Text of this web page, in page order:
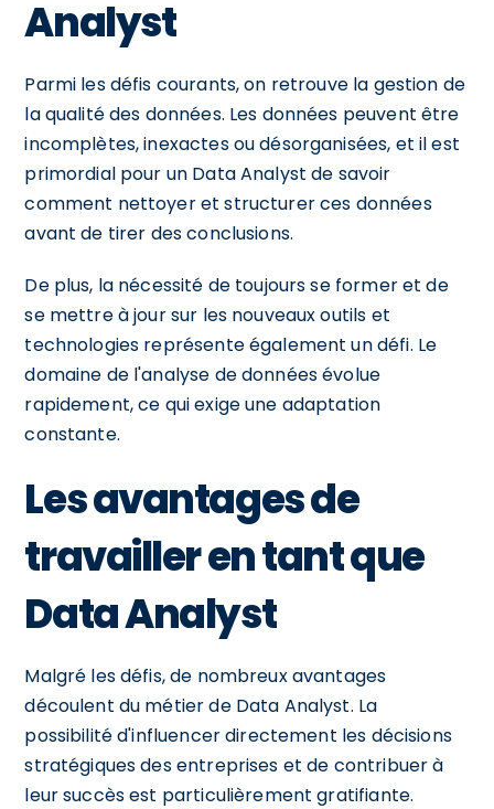
Analyst
Parmi les défis courants, on retrouve la gestion de
la qualité des données. Les données peuvent être
incomplètes, inexactes ou désorganisées, et il est
primordial pour un Data Analyst de savoir
comment nettoyer et structurer ces données
avant de tirer des conclusions.
De plus, la nécessité de toujours se former et de
se mettre à jour sur les nouveaux outils et
technologies représente également un défi. Le
domaine de l'analyse de données évolue
rapidement, ce qui exige une adaptation
constante.
Les avantages de
travailler en tant que
Data Analyst
Malgré les défis, de nombreux avantages
découlent du métier de Data Analyst. La
possibilité d'influencer directement les décisions
stratégiques des entreprises et de contribuer à
leur succès est particulièrement gratifiante.